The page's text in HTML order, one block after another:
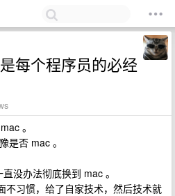
每个程序员的必经
。
是否 mac 。
没办法彻底换到 mac 。
不习惯，给了自家技术，然后技术就